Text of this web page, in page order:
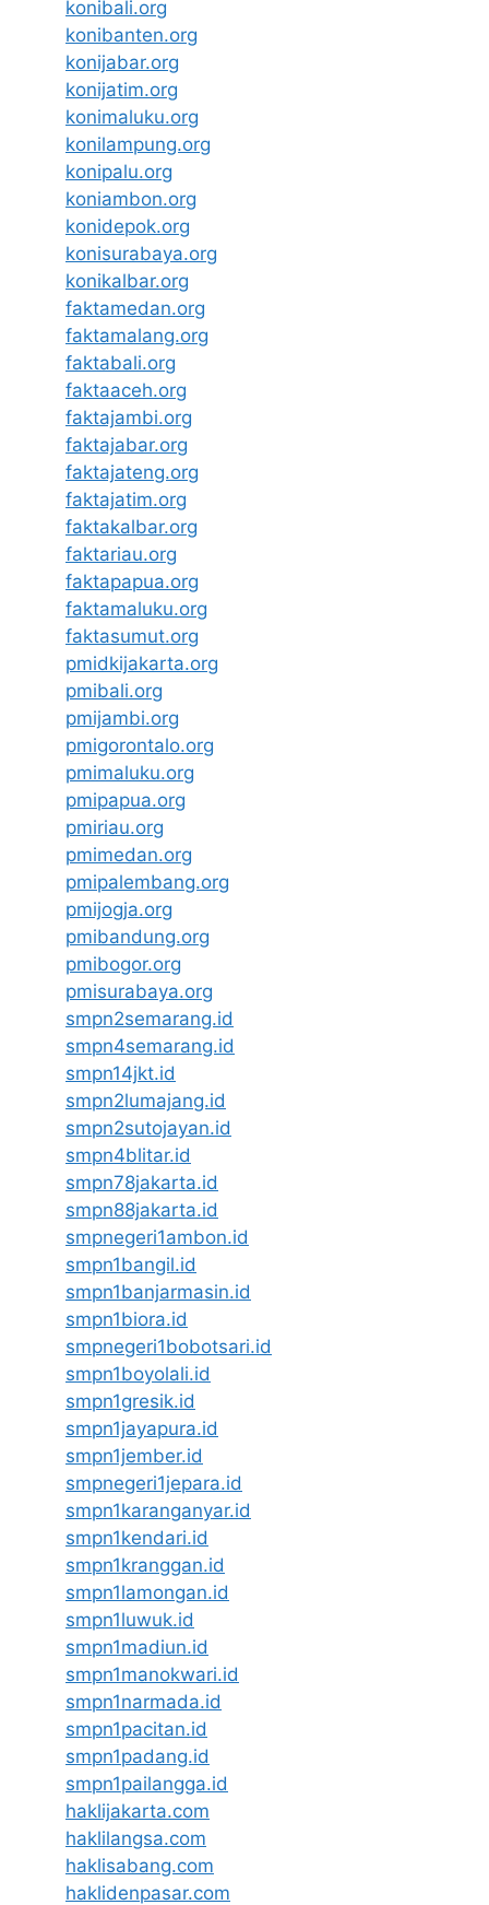
konibali.org
konibanten.org
konijabar.org
konijatim.org
konimaluku.org
konilampung.org
konipalu.org
koniambon.org
konidepok.org
konisurabaya.org
konikalbar.org
faktamedan.org
faktamalang.org
faktabali.org
faktaaceh.org
faktajambi.org
faktajabar.org
faktajateng.org
faktajatim.org
faktakalbar.org
faktariau.org
faktapapua.org
faktamaluku.org
faktasumut.org
pmidkijakarta.org
pmibali.org
pmijambi.org
pmigorontalo.org
pmimaluku.org
pmipapua.org
pmiriau.org
pmimedan.org
pmipalembang.org
pmijogja.org
pmibandung.org
pmibogor.org
pmisurabaya.org
smpn2semarang.id
smpn4semarang.id
smpn14jkt.id
smpn2lumajang.id
smpn2sutojayan.id
smpn4blitar.id
smpn78jakarta.id
smpn88jakarta.id
smpnegeri1ambon.id
smpn1bangil.id
smpn1banjarmasin.id
smpn1biora.id
smpnegeri1bobotsari.id
smpn1boyolali.id
smpn1gresik.id
smpn1jayapura.id
smpn1jember.id
smpnegeri1jepara.id
smpn1karanganyar.id
smpn1kendari.id
smpn1kranggan.id
smpn1lamongan.id
smpn1luwuk.id
smpn1madiun.id
smpn1manokwari.id
smpn1narmada.id
smpn1pacitan.id
smpn1padang.id
smpn1pailangga.id
haklijakarta.com
haklilangsa.com
haklisabang.com
haklidenpasar.com